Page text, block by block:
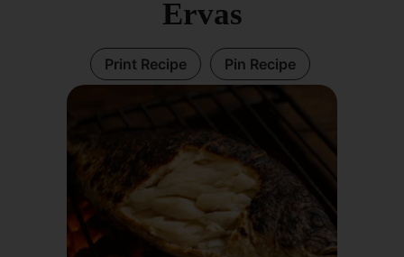
Ervas
Print Recipe Pin Recipe